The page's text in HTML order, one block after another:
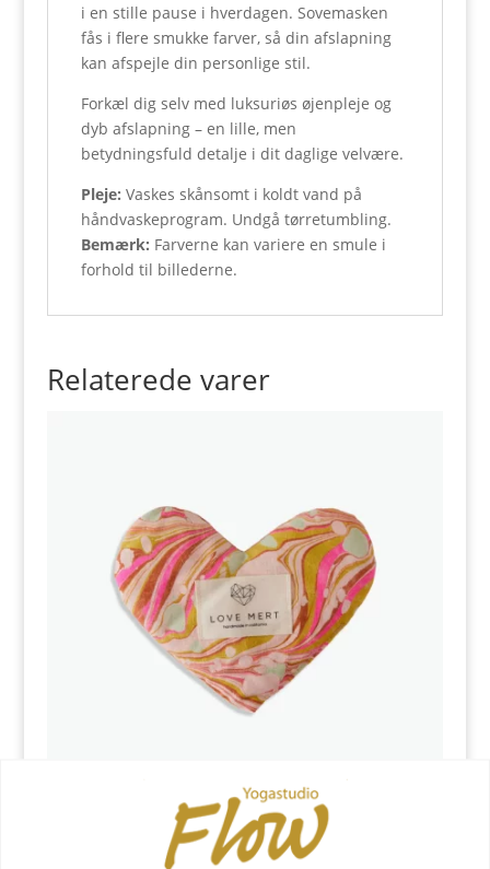
i en stille pause i hverdagen. Sovemasken
fås i flere smukke farver, så din afslapning
kan afspejle din personlige stil.
Forkæl dig selv med luksuriøs øjenpleje og
dyb afslapning – en lille, men
betydningsfuld detalje i dit daglige velvære.
Pleje: Vaskes skånsomt i koldt vand på
håndvaskeprogram. Undgå tørretumbling.
Bemærk: Farverne kan variere en smule i
forhold til billederne.
Relaterede varer
Kærligheds øjenpude –